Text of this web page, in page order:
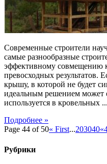
Современные строители
самые разнообразные
эффективному совмещению
превосходных результатов.
крышу, в которой не будет
идеальным решением может
используется в кровельных ...
Подробнее »
Page 44 of 50« First...203040«
Рубрики